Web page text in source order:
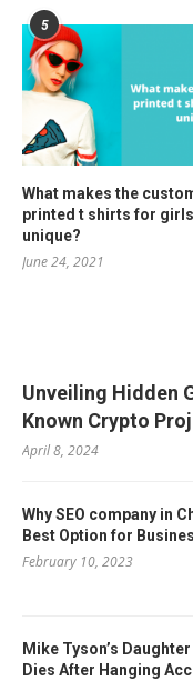
5
What makes the
printed t shirts for girls
unique?
June 24, 2021
Unveiling Hidden
Known Crypto
April 8, 2024
Why SEO company in
Best Option for
February 10, 2023
Mike Tyson’s
Dies After Hanging